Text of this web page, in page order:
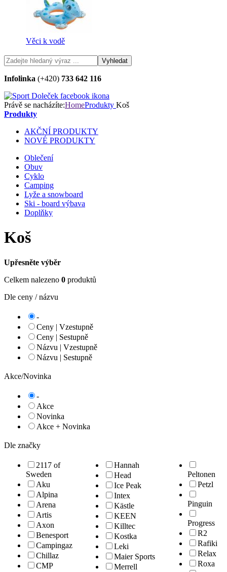
Věci k vodě
Infolinka (+420) 733 642 116
Právě se nacházíte:HomeProdukty Koš
Produkty
AKČNÍ PRODUKTY
NOVÉ PRODUKTY
Oblečení
Obuv
Cyklo
Camping
Lyže a snowboard
Ski - board výbava
Doplňky
Koš
Upřesněte výběr
Celkem nalezeno 0 produktů
Dle ceny / názvu
-
Ceny | Vzestupně
Ceny | Sestupně
Názvu | Vzestupně
Názvu | Sestupně
Akce/Novinka
-
Akce
Novinka
Akce + Novinka
Dle značky
2117 of
Sweden
Aku
Alpina
Arena
Artis
Axon
Benesport
Campingaz
Chillaz
CMP
Hannah
Head
Ice Peak
Intex
Kästle
KEEN
Killtec
Kostka
Leki
Maier Sports
Merrell
Peltonen
Petzl
Pinguin
Progress
R2
Rafiki
Relax
Roxa